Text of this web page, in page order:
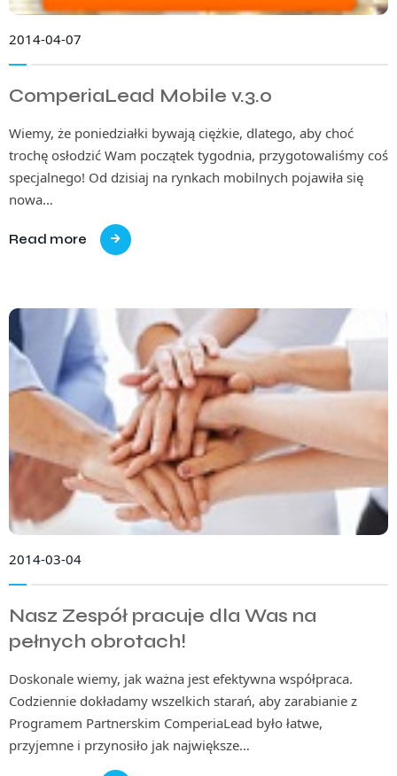
2014-04-07
ComperiaLead Mobile v.3.0
Wiemy, że poniedziałki bywają ciężkie, dlatego, aby choć
trochę osłodzić Wam początek tygodnia, przygotowaliśmy coś
specjalnego! Od dzisiaj na rynkach mobilnych pojawiła się
nowa…
Read more
2014-03-04
Nasz Zespół pracuje dla Was na
pełnych obrotach!
Doskonale wiemy, jak ważna jest efektywna współpraca.
Codziennie dokładamy wszelkich starań, aby zarabianie z
Programem Partnerskim ComperiaLead było łatwe,
przyjemne i przynosiło jak największe…